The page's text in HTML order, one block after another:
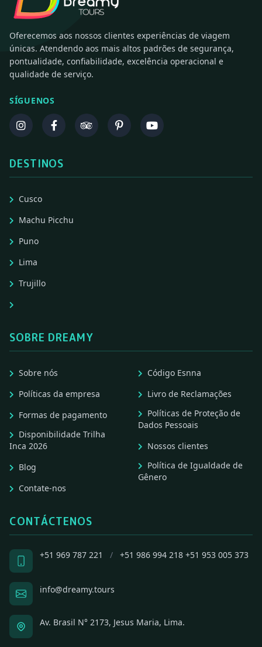
Oferecemos aos nossos clientes experiências de viagem
únicas. Atendendo aos mais altos padrões de segurança,
pontualidade, confiabilidade, excelência operacional e
qualidade de serviço.
SÍGUENOS
DESTINOS
Cusco
Machu Picchu
Puno
Lima
Trujillo
SOBRE DREAMY
Sobre nós
Políticas da empresa
Formas de pagamento
Disponibilidade Trilha
Inca 2026
Blog
Contate-nos
Código Esnna
Livro de Reclamações
Políticas de Proteção de
Dados Pessoais
Nossos clientes
Política de Igualdade de
Gênero
CONTÁCTENOS
+51 969 787 221 / +51 986 994 218 +51 953 005 373
info@dreamy.tours
Av. Brasil N° 2173, Jesus Maria, Lima.